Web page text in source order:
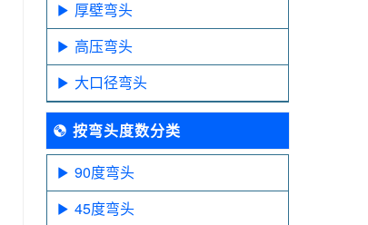
厚壁弯头
高压弯头
大口径弯头
按弯头度数分类
90度弯头
45度弯头